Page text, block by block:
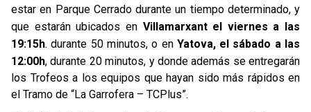
estar en Parque Cerrado durante un tiempo determinado, y
que estarán ubicados en Villamarxant el viernes a las
19:15h. durante 50 minutos, o en Yatova, el sábado a las
12:00h, durante 20 minutos, y donde además se entregarán
los Trofeos a los equipos que hayan sido más rápidos en
el Tramo de “La Garrofera – TCPlus”.